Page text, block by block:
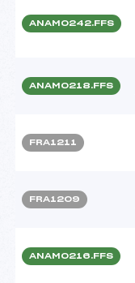
ANAM0242.FFS
ANAM0218.FFS
FRA1211
FRA1209
ANAM0216.FFS